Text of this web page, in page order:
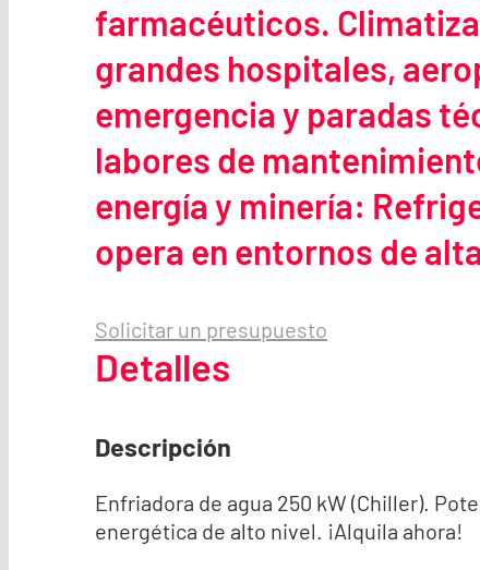
farmacéuticos.
grandes hospitales,
emergencia y paradas
labores de
energía y minería:
opera en entornos de
Solicitar un presupuesto
Detalles
Descripción
Enfriadora de agua 250 kW (Chiller).
energética de alto nivel. ¡Alquila ahora!